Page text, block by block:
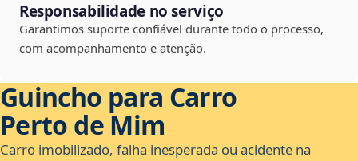
Responsabilidade no serviço
Garantimos suporte confiável durante todo o processo,
com acompanhamento e atenção.
Guincho para Carro
Perto de Mim
Carro imobilizado, falha inesperada ou acidente na